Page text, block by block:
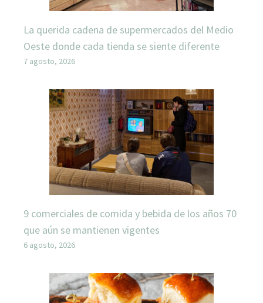
La querida cadena de supermercados del Medio
Oeste donde cada tienda se siente diferente
7 agosto, 2026
9 comerciales de comida y bebida de los años 70
que aún se mantienen vigentes
6 agosto, 2026